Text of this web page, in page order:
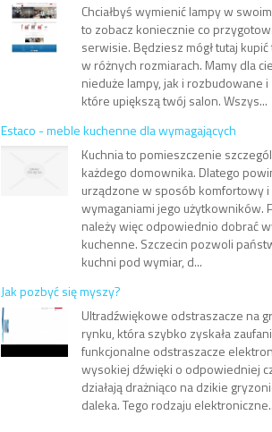
Chciałbyś wymienić lampy w
to zobacz koniecznie co
serwisie. Będziesz mógł tutaj
w różnych rozmiarach. Mamy dla
nieduże lampy, jak i rozbudowane
które upiększą twój salon. Wszys...
Estaco - meble kuchenne dla wymagających
Kuchnia to pomieszczenie
każdego domownika. Dlatego
urządzone w sposób komfortowy
wymaganiami jego użytkowników.
należy więc odpowiednio dobrać
kuchenne. Szczecin pozwoli
kuchni pod wymiar, d...
Jak pozbyć się myszy?
Ultradźwiękowe odstraszacze na
rynku, która szybko zyskała
funkcjonalne odstraszacze
wysokiej dźwięki o odpowiedniej
działają drażniąco na dzikie
daleka. Tego rodzaju